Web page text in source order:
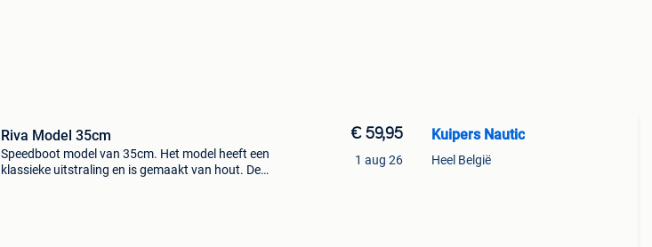
Riva Model 35cm
Speedboot model van 35cm. Het model heeft een
klassieke uitstraling en is gemaakt van hout. De
€ 59,95
1 aug 26
Kuipers Nautic
Heel België